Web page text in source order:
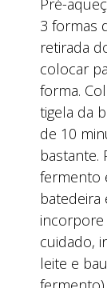
3 formas
retirada
colocar
forma.
tigela da
de 10
bastante.
fermento
batedeira
cuidado,
leite e